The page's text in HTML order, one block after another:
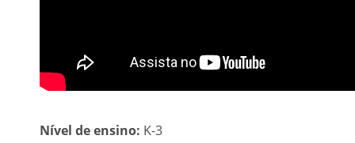
Nível de ensino: K-3